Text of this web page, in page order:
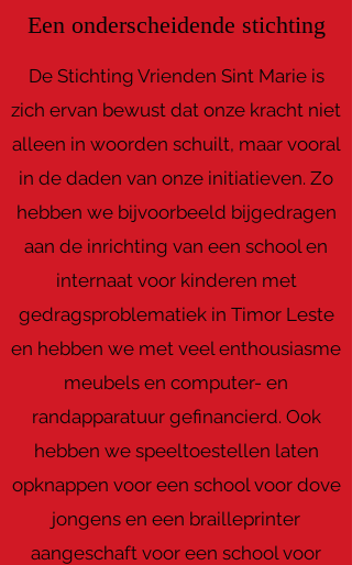
Een onderscheidende stichting
De Stichting Vrienden Sint Marie is
zich ervan bewust dat onze kracht niet
alleen in woorden schuilt, maar vooral
in de daden van onze initiatieven. Zo
hebben we bijvoorbeeld bijgedragen
aan de inrichting van een school en
internaat voor kinderen met
gedragsproblematiek in Timor Leste
en hebben we met veel enthousiasme
meubels en computer- en
randapparatuur gefinancierd. Ook
hebben we speeltoestellen laten
opknappen voor een school voor dove
jongens en een brailleprinter
aangeschaft voor een school voor